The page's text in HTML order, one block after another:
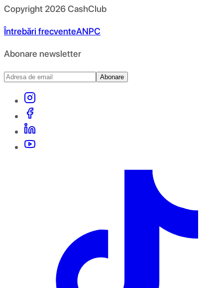
Copyright 2026CashClub
Întrebări frecventeANPC
Abonare newsletter
Abonare